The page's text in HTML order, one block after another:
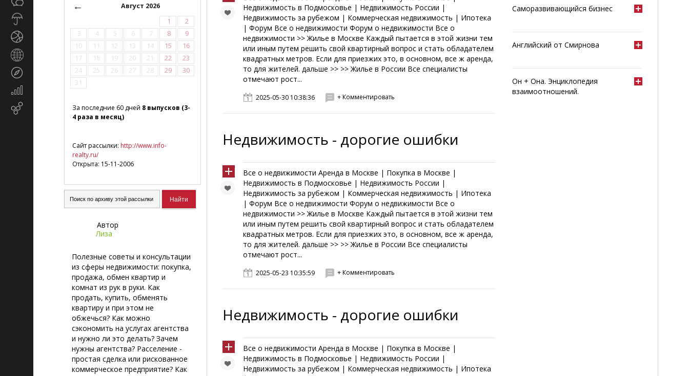
Экономика
маркетинг
←
Август 2026
1
2
3
4 5 6 7 8
9
10
11 12 13 14 15
16
17
18 19 20 21 22
23
24
25 26 27 28 29
30
31
За последние 60 дней 8 выпусков (3-
4 раза в месяц)
Сайт рассылки: http://www.info-
realty.ru/
Открыта: 15-11-2006
Автор
Лиза
Полезные советы и консультации
из сферы недвижимости: покупка,
продажа, обмен квартир и
комнат из рук в руки. Как
продать, купить, обменять
квартиру и при этом не
обжечься? Как можно
сэкономить на услугах агентства
и нужно ли это делать? Зачем
нужны агентства? Расселение -
простая сделка или рискованное
коммерческое предприятие? Как
Недвижимость в Подмосковье | Недвижимость России |
Недвижимость за рубежом | Коммерческая недвижимость | Ипотека
| Форум Все о недвижимости Форум о недвижимости Все о
недвижимости >> Жилье в Москве Каждый пытается в этой жизни тем
или иным путем решить свой квартирный вопрос и стать обладателем
квадратных метров. Если для приезжих это, в основном, все ж аренда,
то для жителей. дальше >> >> Жилье в России Все специалисты
отмечают рост...
2025-05-30 10:38:36 + Комментировать
Недвижимость - дорогие ошибки
Все о недвижимости Аренда в Москве | Покупка в Москве |
Недвижимость в Подмосковье | Недвижимость России |
Недвижимость за рубежом | Коммерческая недвижимость | Ипотека
| Форум Все о недвижимости Форум о недвижимости Все о
недвижимости >> Жилье в Москве Каждый пытается в этой жизни тем
или иным путем решить свой квартирный вопрос и стать обладателем
квадратных метров. Если для приезжих это, в основном, все ж аренда,
то для жителей. дальше >> >> Жилье в России Все специалисты
отмечают рост...
2025-05-23 10:35:59 + Комментировать
Недвижимость - дорогие ошибки
Все о недвижимости Аренда в Москве | Покупка в Москве |
Недвижимость в Подмосковье | Недвижимость России |
Недвижимость за рубежом | Коммерческая недвижимость | Ипотека
Саморазвивающийся бизнес
Английский от Смирнова
Он + Она. Энциклопедия
взаимоотношений.